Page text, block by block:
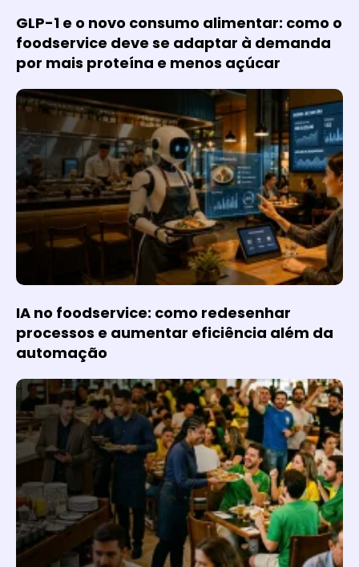
GLP-1 e o novo consumo alimentar: como o
foodservice deve se adaptar à demanda
por mais proteína e menos açúcar
IA no foodservice: como redesenhar
processos e aumentar eficiência além da
automação